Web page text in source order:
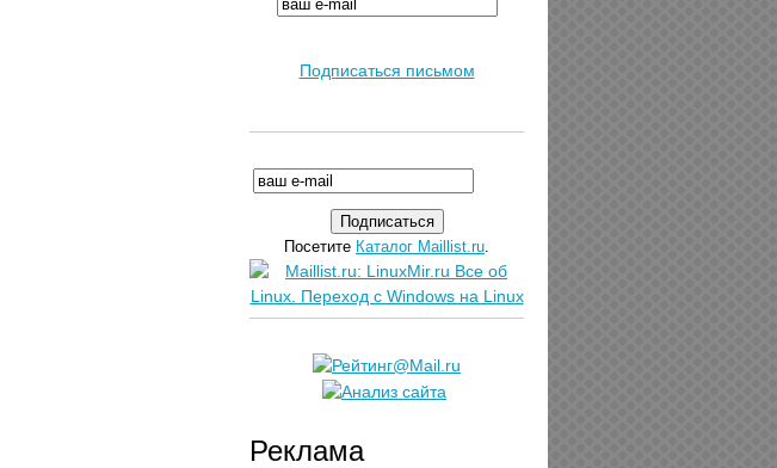
Подписаться письмом
Посетите Каталог Maillist.ru.
Реклама